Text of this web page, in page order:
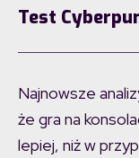
Test
Najnowsze
że gra na
lepiej, niż w